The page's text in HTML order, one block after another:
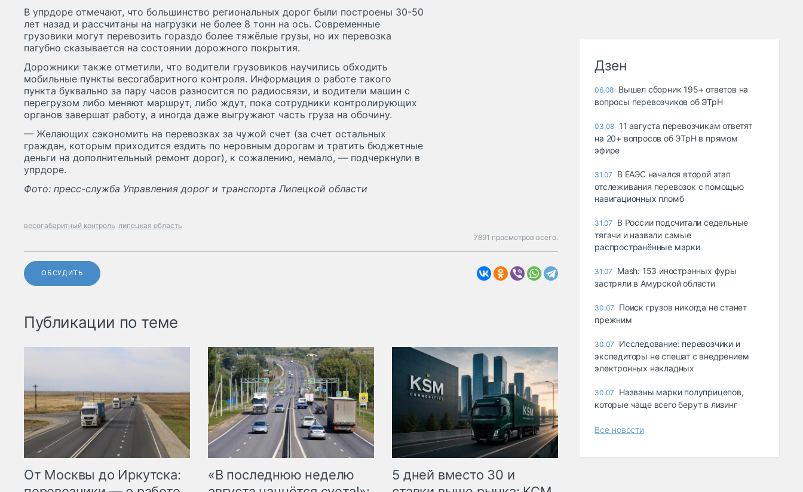
В упрдоре отмечают, что большинство региональных дорог были построены 30-50
лет назад и рассчитаны на нагрузки не более 8 тонн на ось. Современные
грузовики могут перевозить гораздо более тяжёлые грузы, но их перевозка
пагубно сказывается на состоянии дорожного покрытия.
Дорожники также отметили, что водители грузовиков научились обходить
мобильные пункты весогабаритного контроля. Информация о работе такого
пункта буквально за пару часов разносится по радиосвязи, и водители машин с
перегрузом либо меняют маршрут, либо ждут, пока сотрудники контролирующих
органов завершат работу, а иногда даже выгружают часть груза на обочину.
— Желающих сэкономить на перевозках за чужой счет (за счет остальных
граждан, которым приходится ездить по неровным дорогам и тратить бюджетные
деньги на дополнительный ремонт дорог), к сожалению, немало, — подчеркнули в
упрдоре.
Фото: пресс-служба Управления дорог и транспорта Липецкой области
весогабаритный контроль липецкая область
7891 просмотров всего.
ОБСУДИТЬ
Публикации по теме
От Москвы до Иркутска:
«В последнюю неделю
5 дней вместо 30 и
Дзен
06.08 Вышел сборник 195+ ответов на
вопросы перевозчиков об ЭТрН
03.08 11 августа перевозчикам ответят
на 20+ вопросов об ЭТрН в прямом
эфире
31.07
В ЕАЭС начался второй этап
отслеживания перевозок с помощью
навигационных пломб
31.07
В России подсчитали седельные
тягачи и назвали самые
распространённые марки
31.07
Mash: 153 иностранных фуры
застряли в Амурской области
30.07
Поиск грузов никогда не станет
прежним
30.07
Исследование: перевозчики и
экспедиторы не спешат с внедрением
электронных накладных
30.07
Названы марки полуприцепов,
которые чаще всего берут в лизинг
Все новости